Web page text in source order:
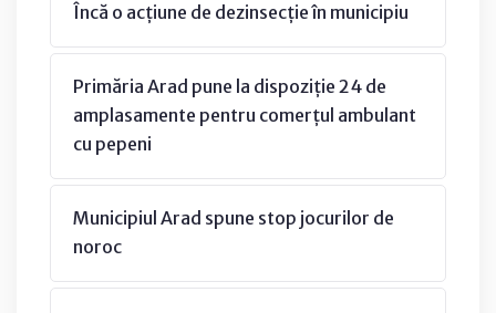
Încă o acțiune de dezinsecție în municipiu
Primăria Arad pune la dispoziție 24 de
amplasamente pentru comerțul ambulant
cu pepeni
Municipiul Arad spune stop jocurilor de
noroc